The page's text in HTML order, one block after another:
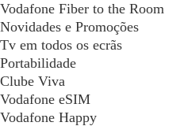
Vodafone Fiber to the Room
Novidades e Promoções
Tv em todos os ecrãs
Portabilidade
Clube Viva
Vodafone eSIM
Vodafone Happy